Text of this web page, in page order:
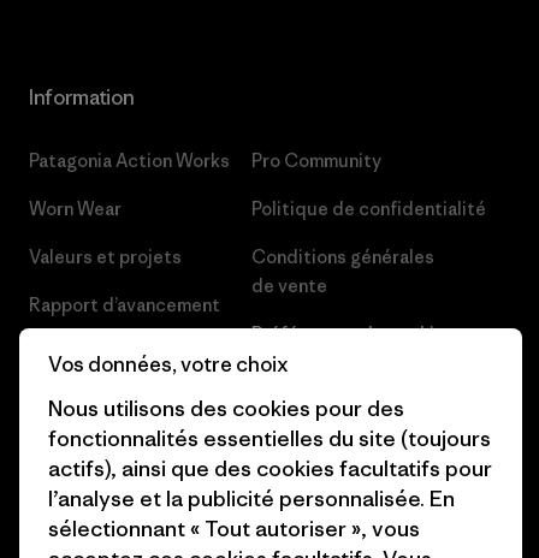
Information
Patagonia Action Works
Worn Wear
Valeurs et projets
Rapport d’avancement
Business Unusual
Objectifs climatiques
1% For The Planet
Comment nous finançons
Pro Community
Politique de confidentialité
Conditions générales
de vente
Préférences de cookie
Presse et media
Industry program
Programme d’affiliation
Vos données, votre choix
Nous utilisons des cookies pour des
fonctionnalités essentielles du site (toujours
actifs), ainsi que des cookies facultatifs pour
l’analyse et la publicité personnalisée. En
sélectionnant « Tout autoriser », vous